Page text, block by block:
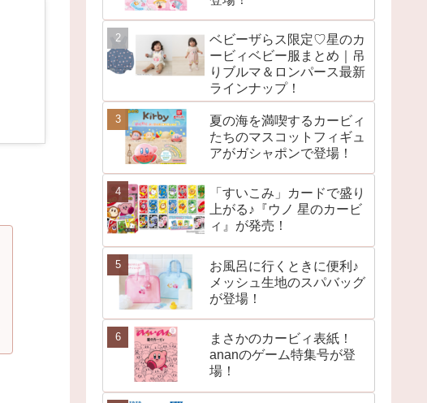
ベビーザらス限定♡星のカ
ービィベビー服まとめ｜吊
りブルマ＆ロンパース最新
ラインナップ！
夏の海を満喫するカービィ
たちのマスコットフィギュ
アがガシャポンで登場！
「すいこみ」カードで盛り
上がる♪『ウノ 星のカービ
ィ』が発売！
お風呂に行くときに便利♪
メッシュ生地のスパバッグ
が登場！
まさかのカービィ表紙！
ananのゲーム特集号が登
場！